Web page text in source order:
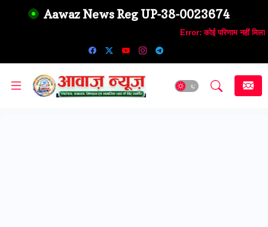
Aawaz News Reg UP-38-0023674
Error: कोई परिणाम नहीं मिला